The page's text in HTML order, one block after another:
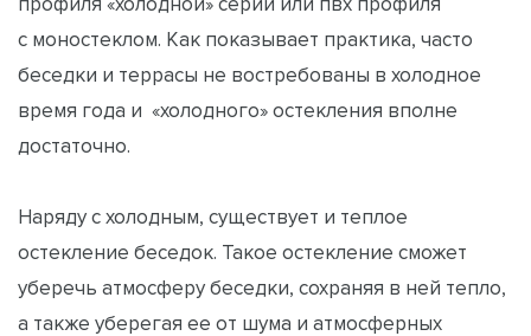
с моностеклом. Как показывает практика, часто
беседки и террасы не востребованы в холодное
время года и «холодного» остекления вполне
достаточно.
Наряду с холодным, существует и теплое
остекление беседок. Такое остекление сможет
уберечь атмосферу беседки, сохраняя в ней тепло,
а также уберегая ее от шума и атмосферных